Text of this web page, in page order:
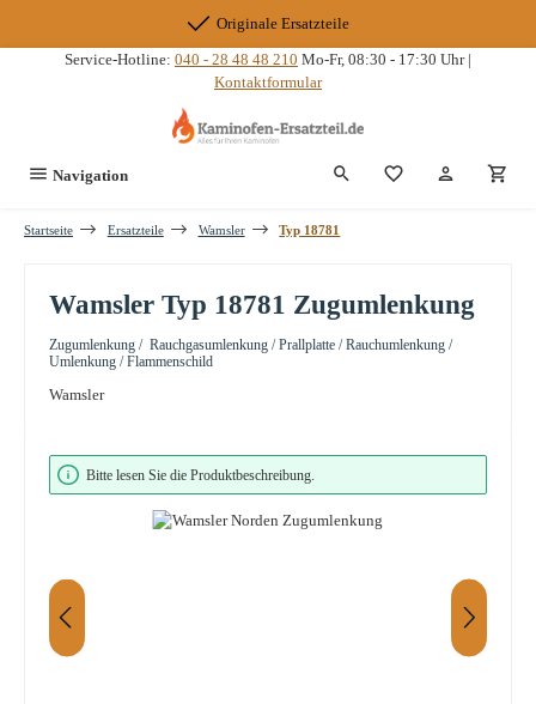
Originale Ersatzteile
Service-Hotline: 040 - 28 48 48 210 Mo-Fr, 08:30 - 17:30 Uhr |
Kontaktformular
Navigation Du hast 0
Startseite Ersatzteile Wamsler Typ 18781
Wamsler Typ 18781 Zugumlenkung
Zugumlenkung / Rauchgasumlenkung / Prallplatte / Rauchumlenkung /
Umlenkung / Flammenschild
Wamsler
Bildergalerie überspringen
Bitte lesen Sie die Produktbeschreibung.